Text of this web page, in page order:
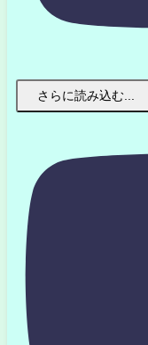
さらに読み込む...